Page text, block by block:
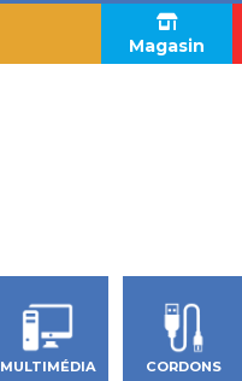
Magasin
MULTIMÉDIA
CORDONS